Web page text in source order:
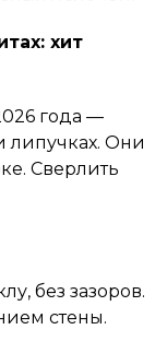
хит
года —
липучках. Они
Сверлить
без зазоров.
стены.